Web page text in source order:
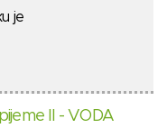
je
II - VODA